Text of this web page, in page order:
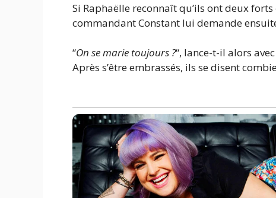
Si Raphaëlle reconnaît qu’ils ont deux
commandant Constant lui demande
“On se marie toujours ?“, lance-t-il alors
Après s’être embrassés, ils se disent